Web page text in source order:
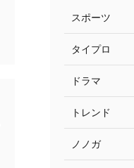
スポーツ
タイプロ
ドラマ
トレンド
ノノガ